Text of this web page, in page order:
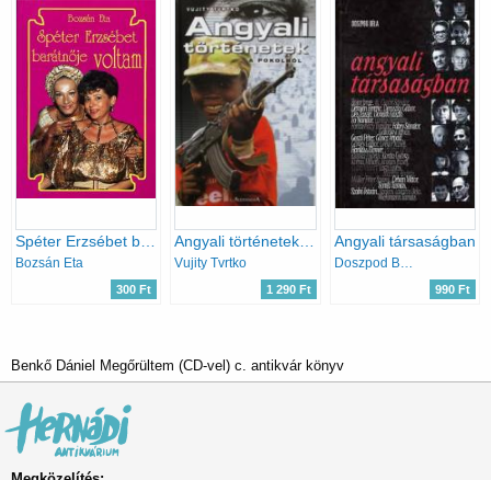
Spéter Erzsébet barátnője voltam
Bozsán Eta
300 Ft
Angyali történetek a pokolból
Vujity Tvrtko
1 290 Ft
Angyali társaságban
Doszpod Béla
990 Ft
Benkő Dániel Megőrültem (CD-vel) c. antikvár könyv